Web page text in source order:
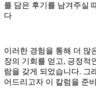
를 담은 후기를 남겨주실
다
이러한 경험을 통해 더 많
장의 기회를 얻고, 긍정적
람을 갖게 되었습니다. 그
어드리고자 이 칼럼을 준